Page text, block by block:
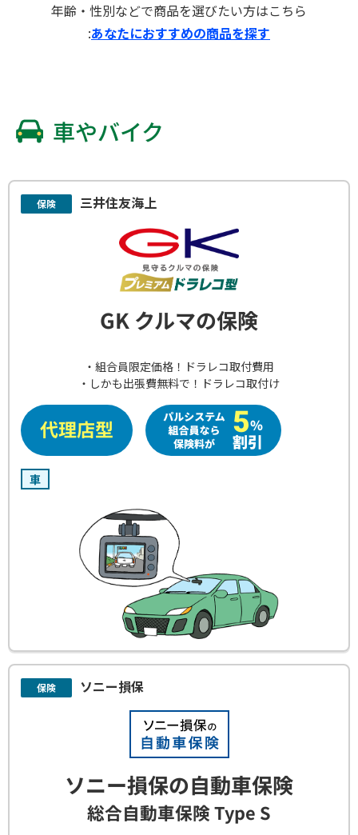
年齢・性別などで商品を選びたい方はこちら
:あなたにおすすめの商品を探す
車やバイク
保険 三井住友海上
GK クルマの保険
・組合員限定価格！ドラレコ取付費用
・しかも出張費無料で！ドラレコ取付け
車
保険 ソニー損保
ソニー損保の自動車保険
総合自動車保険 Type S